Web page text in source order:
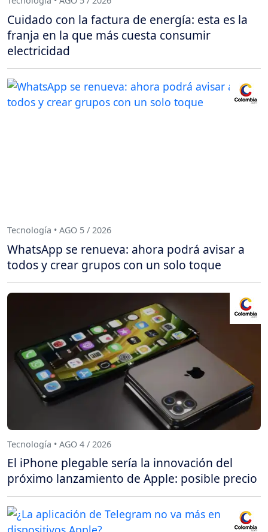
Cuidado con la factura de energía: esta es la
franja en la que más cuesta consumir
electricidad
Tecnología • AGO 5 / 2026
WhatsApp se renueva: ahora podrá avisar a
todos y crear grupos con un solo toque
Tecnología • AGO 4 / 2026
El iPhone plegable sería la innovación del
próximo lanzamiento de Apple: posible precio